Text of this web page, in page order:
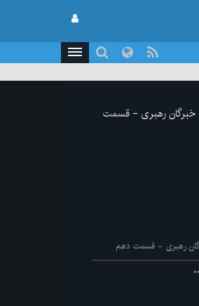
خبرگان رهبری - قسمت
رهبری - قسمت دهم